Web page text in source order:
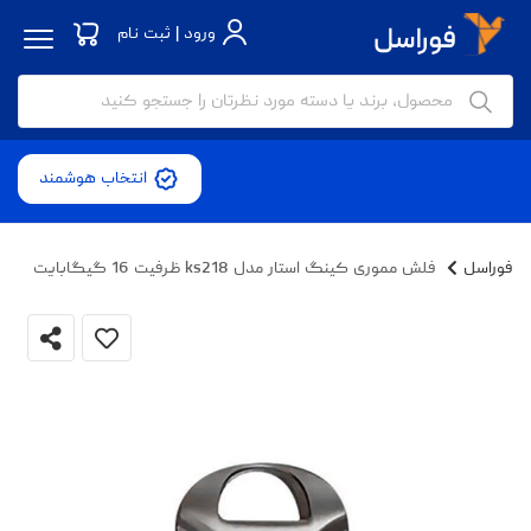
ورود | ثبت نام
انتخاب هوشمند
فوراسل فلش مموری کینگ استار مدل ks218 ظرفیت 16 گیگابایت